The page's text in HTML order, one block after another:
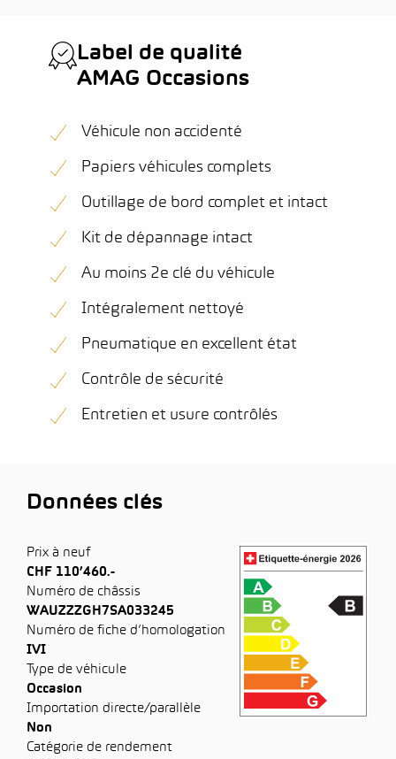
Label de qualité
AMAG Occasions
Véhicule non accidenté
Papiers véhicules complets
Outillage de bord complet et intact
Kit de dépannage intact
Au moins 2e clé du véhicule
Intégralement nettoyé
Pneumatique en excellent état
Contrôle de sécurité
Entretien et usure contrôlés
Données clés
Prix à neuf
CHF 110’460.-
Numéro de châssis
WAUZZZGH7SA033245
Numéro de fiche d’homologation
IVI
Type de véhicule
Occasion
Importation directe/parallèle
Non
Catégorie de rendement